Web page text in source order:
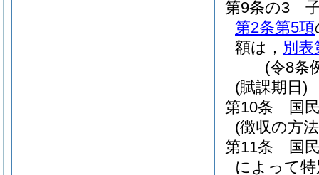
第9条の3
第2条第5項
額は， 別表
(令8条
(賦課期日)
第10条
国
(徴収の方
第11条
国
によって